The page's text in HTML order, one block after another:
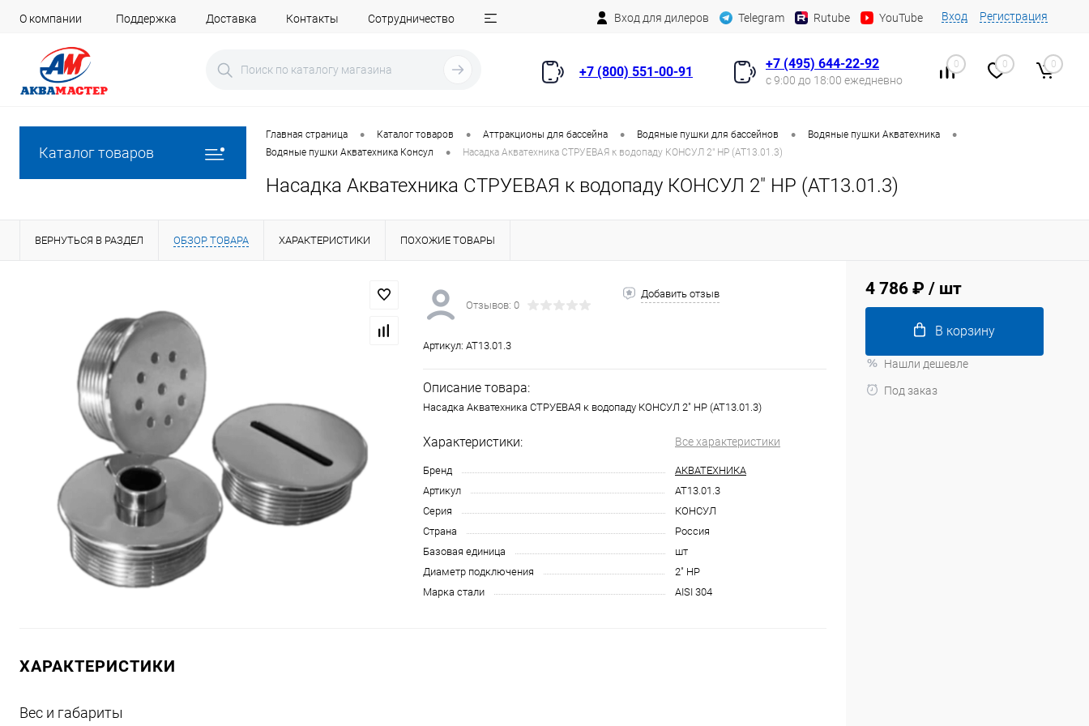
О компании Поддержка Доставка Контакты Сотрудничество Вход для дилеров Telegram Rutube YouTube Вход Регистрация
+7 (800) 551-00-91
+7 (495) 644-22-92
с 9:00 до 18:00 ежедневно
0 0 0
Каталог товаров
Главная страница • Каталог товаров • Аттракционы для бассейна • Водяные пушки для бассейнов • Водяные пушки Акватехника •
Водяные пушки Акватехника Консул • Насадка Акватехника СТРУЕВАЯ к водопаду КОНСУЛ 2" НР (AT13.01.3)
Насадка Акватехника СТРУЕВАЯ к водопаду КОНСУЛ 2" НР (AT13.01.3)
ВЕРНУТЬСЯ В РАЗДЕЛ ОБЗОР ТОВАРА ХАРАКТЕРИСТИКИ ПОХОЖИЕ ТОВАРЫ
Отзывов: 0
Добавить отзыв
Артикул: AT13.01.3
Описание товара:
Насадка Акватехника СТРУЕВАЯ к водопаду КОНСУЛ 2" НР (AT13.01.3)
Характеристики: Все характеристики
Бренд
АКВАТЕХНИКА
Артикул
AT13.01.3
Серия
КОНСУЛ
Страна
Россия
Базовая единица
шт
Диаметр подключения
2" НР
Марка стали
AISI 304
ХАРАКТЕРИСТИКИ
Вес и габариты
4 786 ₽ / шт
В корзину
Нашли дешевле
Под заказ